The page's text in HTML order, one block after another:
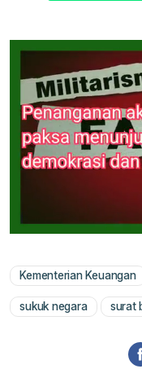
Kementerian Keuangan
sukuk negara surat